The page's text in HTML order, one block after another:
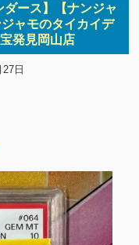
ダース】【ナンジャ
ャモのタイカイデ
発見岡山店
27日